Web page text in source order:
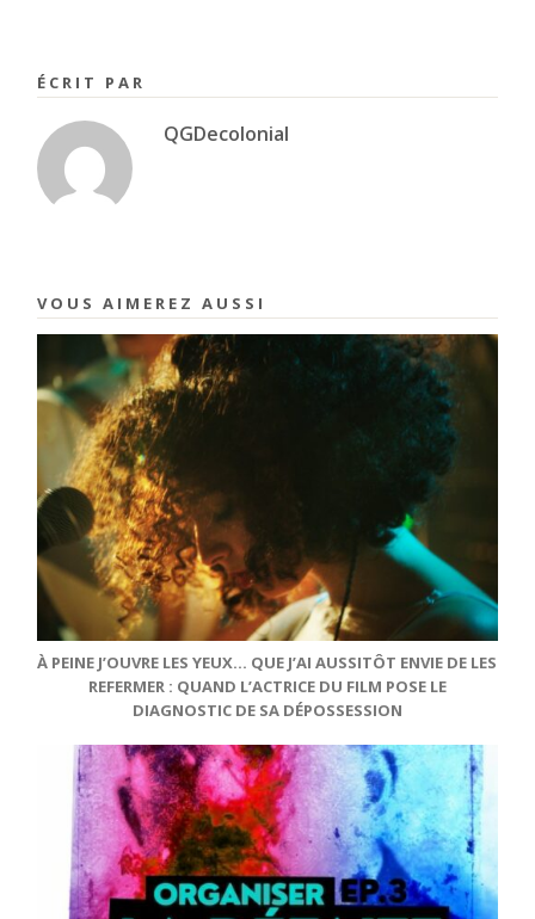
ÉCRIT PAR
QGDecolonial
VOUS AIMEREZ AUSSI
À PEINE J’OUVRE LES YEUX… QUE J’AI AUSSITÔT ENVIE DE LES
REFERMER : QUAND L’ACTRICE DU FILM POSE LE
DIAGNOSTIC DE SA DÉPOSSESSION